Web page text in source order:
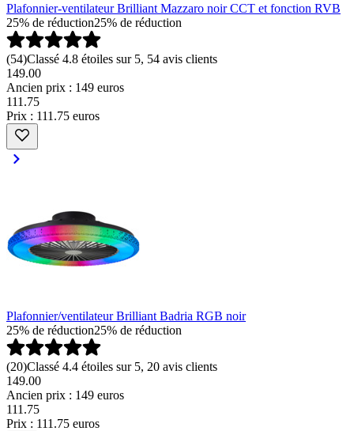
Plafonnier-ventilateur Brilliant Mazzaro noir CCT et fonction RVB
25% de réduction25% de réduction
(54)Classé 4.8 étoiles sur 5, 54 avis clients
149.00
Ancien prix : 149 euros
111 .75
Prix : 111.75 euros
Plafonnier/ventilateur Brilliant Badria RGB noir
25% de réduction25% de réduction
(20)Classé 4.4 étoiles sur 5, 20 avis clients
149.00
Ancien prix : 149 euros
111 .75
Prix : 111.75 euros